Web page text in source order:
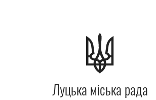
Луцька міська рада